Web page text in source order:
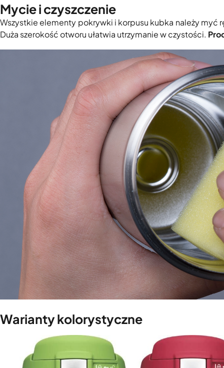
Mycie i czyszczenie
Wszystkie elementy pokrywki i korpusu kubka należy myć
Duża szerokość otworu ułatwia utrzymanie w czystości.
Warianty kolorystyczne